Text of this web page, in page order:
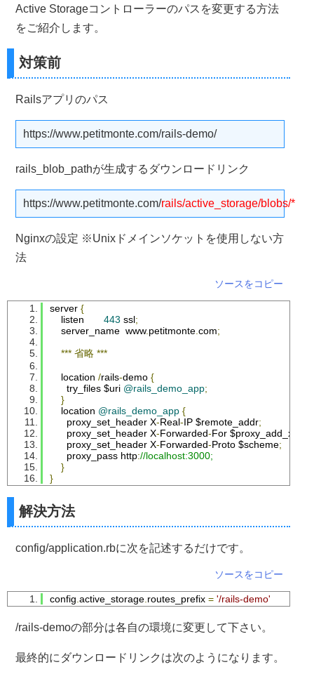
Active Storageコントローラーのパスを変更する方法
をご紹介します。
対策前
Railsアプリのパス
https://www.petitmonte.com/rails-demo/
rails_blob_pathが生成するダウンロードリンク
https://www.petitmonte.com/rails/active_storage/blobs/*
Nginxの設定 ※Unixドメインソケットを使用しない方
法
ソースをコピー
server {
    listen
443 ssl;
    server_name  www
.petitmonte.com;
*** 省略 ***
    location
/rails-demo {
      try_files $uri
@rails_demo_app;
}
    location
@rails_demo_app {
      proxy_set_header X
-Real-IP $remote_addr;
      proxy_set_header X
-Forwarded-For
      proxy_set_header X
-Forwarded-Proto $scheme;
      proxy_pass http
://localhost:3000;
}
}
解決方法
config/application.rbに次を記述するだけです。
ソースをコピー
config.active_storage.routes_prefix = '/rails-demo'
/rails-demoの部分は各自の環境に変更して下さい。
最終的にダウンロードリンクは次のようになります。